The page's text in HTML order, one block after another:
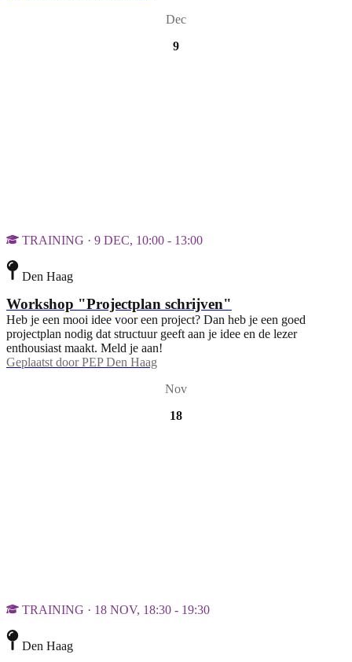
Dec
9
TRAINING · 9 DEC, 10:00 - 13:00
Den Haag
Workshop "Projectplan schrijven"
Heb je een mooi idee voor een project? Dan heb je een goed
projectplan nodig dat structuur geeft aan je idee en de lezer
enthousiast maakt. Meld je aan!
Geplaatst door PEP Den Haag
Nov
18
TRAINING · 18 NOV, 18:30 - 19:30
Den Haag